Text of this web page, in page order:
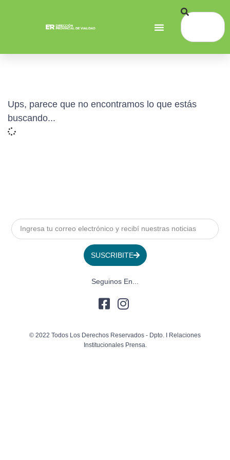
Ups, parece que no encontramos lo que estás
buscando...
SUSCRIBITE
Seguinos En...
© 2022 Todos Los Derechos Reservados - Dpto. I Relaciones
Institucionales Prensa.